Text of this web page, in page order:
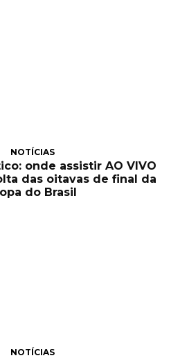
NOTÍCIAS
onde assistir AO VIVO
das oitavas de final da
do Brasil
NOTÍCIAS